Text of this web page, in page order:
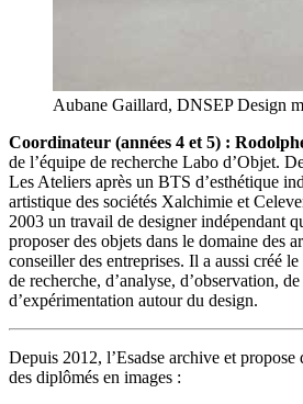
Aubane Gaillard, DNSEP Design
Coordinateur (années 4 et 5) :
de l’équipe de recherche Labo d’Objet.
Les Ateliers après un BTS d’esthétique
artistique des sociétés Xalchimie et
2003 un travail de designer indépendant
proposer des objets dans le domaine des
conseiller des entreprises. Il a aussi créé
de recherche, d’analyse, d’observation,
d’expérimentation autour du design.
Depuis 2012, l’Esadse archive et
des diplômés en images :